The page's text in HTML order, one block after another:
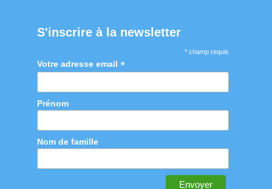
S'inscrire à la newsletter
* champ requis
Votre adresse email*
Prénom
Nom de famille